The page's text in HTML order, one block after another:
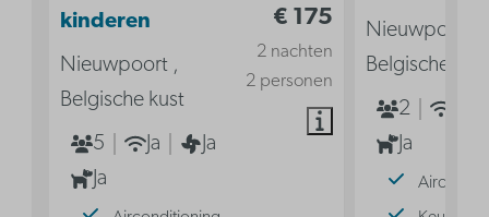
€ 175
2 nachten
2 personen
kinderen
Nieuwpoort ,
Belgische kust
5
Ja
Ja
Ja
Nieuwpoort ,
Belgische
2
Ja